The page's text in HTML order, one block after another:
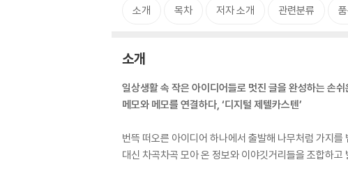
소개 목차 저자 소개 관련분류
소개
일상생활 속 작은 아이디어들로 멋진 글을 완성하는 손쉬
메모와 메모를 연결하다, ‘디지털 제텔카스텐’
번뜩 떠오른 아이디어 하나에서 출발해 나무처럼 가지
대신 차곡차곡 모아 온 정보와 이야깃거리들을 조합하